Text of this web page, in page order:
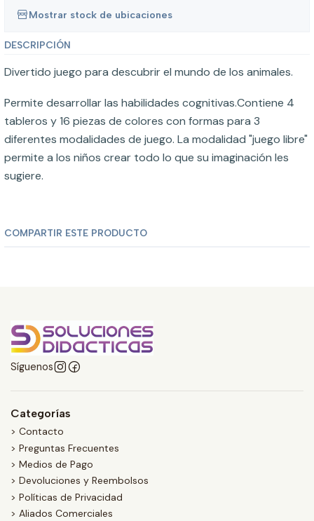
Mostrar stock de ubicaciones
DESCRIPCIÓN
Divertido juego para descubrir el mundo de los animales.
Permite desarrollar las habilidades cognitivas.Contiene 4
tableros y 16 piezas de colores con formas para 3
diferentes modalidades de juego. La modalidad "juego libre"
permite a los niños crear todo lo que su imaginación les
sugiere.
COMPARTIR ESTE PRODUCTO
Síguenos
Categorías
> Contacto
> Preguntas Frecuentes
> Medios de Pago
> Devoluciones y Reembolsos
> Políticas de Privacidad
> Aliados Comerciales